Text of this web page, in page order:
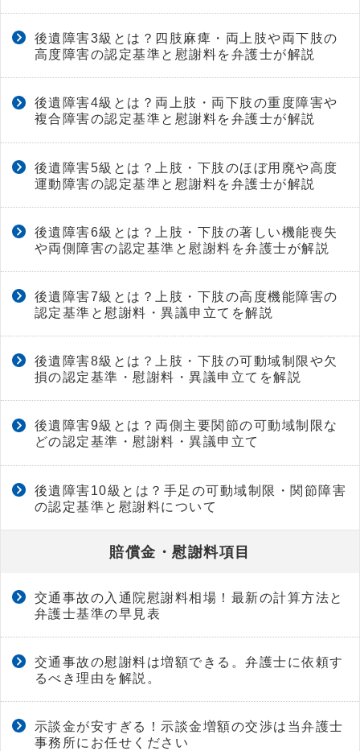
後遺障害3級とは？四肢麻痺・両上肢や両下肢の
高度障害の認定基準と慰謝料を弁護士が解説
後遺障害4級とは？両上肢・両下肢の重度障害や
複合障害の認定基準と慰謝料を弁護士が解説
後遺障害5級とは？上肢・下肢のほぼ用廃や高度
運動障害の認定基準と慰謝料を弁護士が解説
後遺障害6級とは？上肢・下肢の著しい機能喪失
や両側障害の認定基準と慰謝料を弁護士が解説
後遺障害7級とは？上肢・下肢の高度機能障害の
認定基準と慰謝料・異議申立てを解説
後遺障害8級とは？上肢・下肢の可動域制限や欠
損の認定基準・慰謝料・異議申立てを解説
後遺障害9級とは？両側主要関節の可動域制限な
どの認定基準・慰謝料・異議申立て
後遺障害10級とは？手足の可動域制限・関節障害
の認定基準と慰謝料について
賠償金・慰謝料項目
交通事故の入通院慰謝料相場！最新の計算方法と
弁護士基準の早見表
交通事故の慰謝料は増額できる。弁護士に依頼す
るべき理由を解説。
示談金が安すぎる！示談金増額の交渉は当弁護士
事務所にお任せください